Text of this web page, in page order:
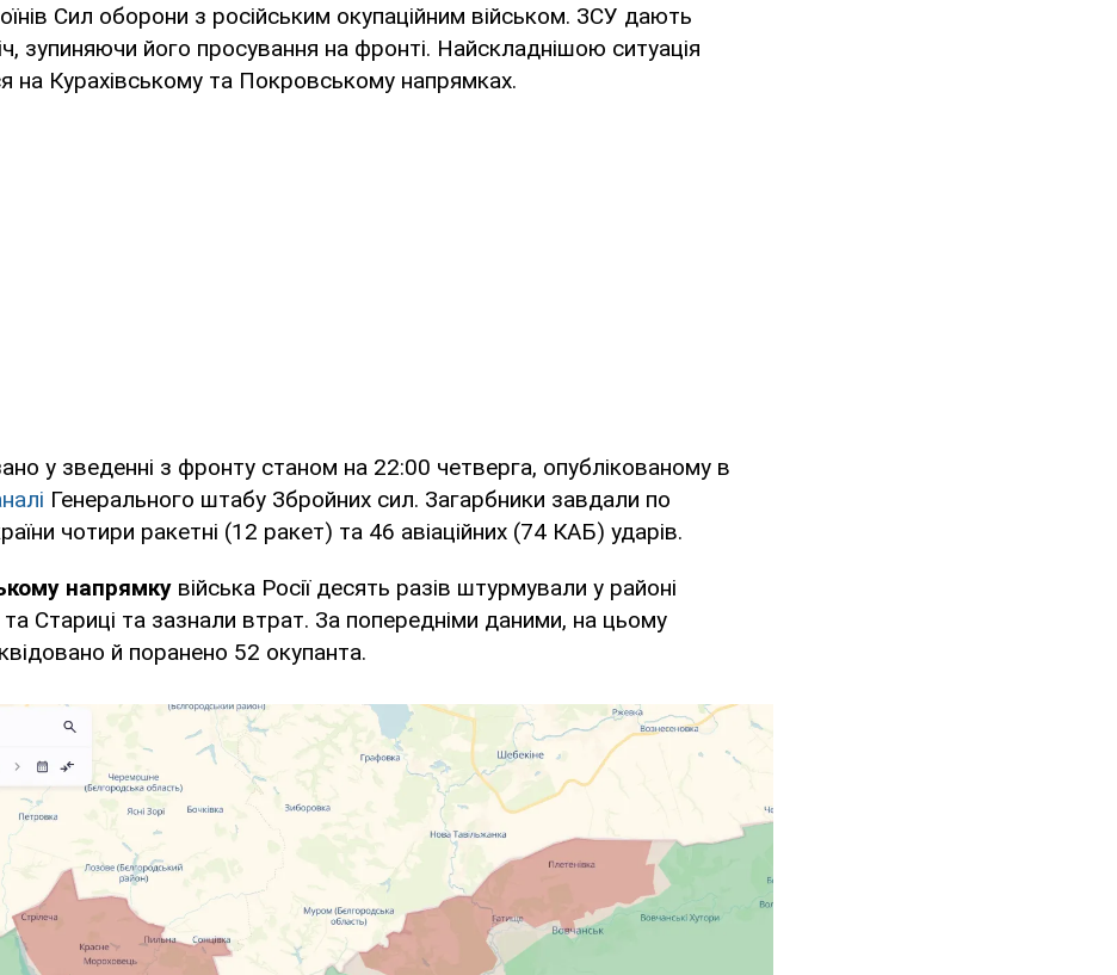
Сил оборони з російським окупаційним військом. ЗСУ дають
зупиняючи його просування на фронті. Найскладнішою ситуація
на Курахівському та Покровському напрямках.
у зведенні з фронту станом на 22:00 четверга, опублікованому в
Генерального штабу Збройних сил. Загарбники завдали по
чотири ракетні (12 ракет) та 46 авіаційних (74 КАБ) ударів.
напрямку війська Росії десять разів штурмували у районі
Стариці та зазнали втрат. За попередніми даними, на цьому
й поранено 52 окупанта.